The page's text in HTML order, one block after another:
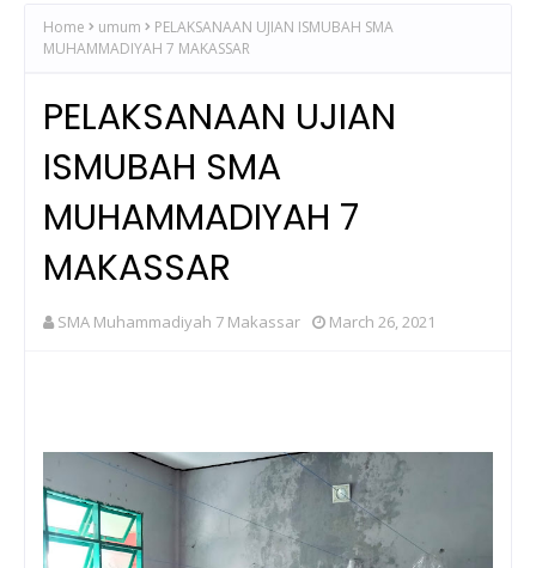
Home umum
PELAKSANAAN UJIAN ISMUBAH SMA
MUHAMMADIYAH 7 MAKASSAR
PELAKSANAAN UJIAN
ISMUBAH SMA
MUHAMMADIYAH 7
MAKASSAR
SMA Muhammadiyah 7 Makassar March 26, 2021